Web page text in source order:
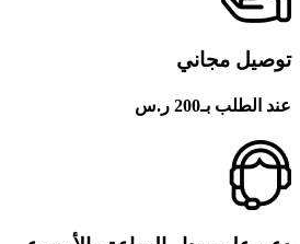
توصيل مجاني
عند الطلب بـ200 ر.س